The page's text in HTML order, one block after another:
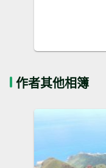
作者其他相簿